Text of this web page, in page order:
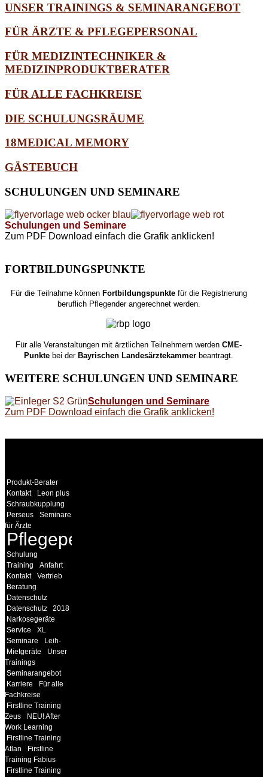
UNSER TRAININGS & SEMINARANGEBOT
FÜR ÄRZTE & PFLEGEPERSONAL
FÜR MEDIZINTECHNIKER &
MEDIZINPRODUKTBERATER
FÜR ALLE FACHKREISE
DIE SCHULUNGSRÄUME
18MEDICAL MEMORY
GÄSTEBUCH
SCHULUNGEN UND SEMINARE
Schulungen und Seminare
Zum PDF Download einfach die Grafik anklicken!
FORTBILDUNGSPUNKTE
Für die Teilnahme könnenFortbildungspunktefür die Registrierung
beruflich Pflegender angerechnet werden.
Für alle Veranstaltungen mit ärztlichen Teilnehmern werdenCME-
Punkte bei derBayrischen Landesärztekammer beantragt.
WEITERE SCHULUNGEN UND SEMINARE
Schulungen und Seminare
Zum PDF Download einfach die Grafik anklicken!
Produkt-Berater
Kontakt
Leon plus
Schraubkupplung
Perseus
Seminare
für Ärzte
Pflegepersonal
Schulung
Training
Anfahrt
Kontakt
Vertrieb
Beratung
Datenschutz
Datenschutz
2018
Narkosegeräte
Service
XL
Seminare
Leih-
Mietgeräte
Unser
Trainings
Seminarangebot
Karriere
Für alle
Fachkreise
Firstline Training
Zeus
NEU! After
Work Learning
Firstline Training
Atlan
Firstline
Training Fabius
Firstline Training